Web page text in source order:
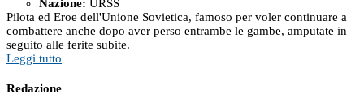
Nazione: URSS
Pilota ed Eroe dell'Unione Sovietica, famoso per voler continuare a
combattere anche dopo aver perso entrambe le gambe, amputate in
seguito alle ferite subite.
Leggi tutto
Redazione